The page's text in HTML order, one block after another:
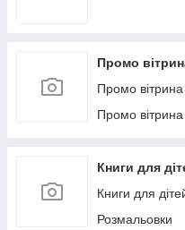
Промо
Промо
Промо
Книги для
Книги для
Розмальовки